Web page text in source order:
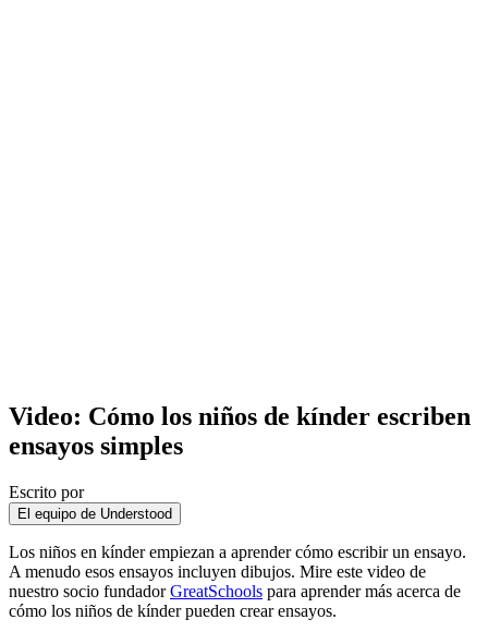
Video: Cómo los niños de kínder escriben
ensayos simples
Escrito por
El equipo de Understood
Los niños en kínder empiezan a aprender cómo escribir un ensayo.
A menudo esos ensayos incluyen dibujos. Mire este video de
nuestro socio fundadorGreatSchools para aprender más acerca de
cómo los niños de kínder pueden crear ensayos.